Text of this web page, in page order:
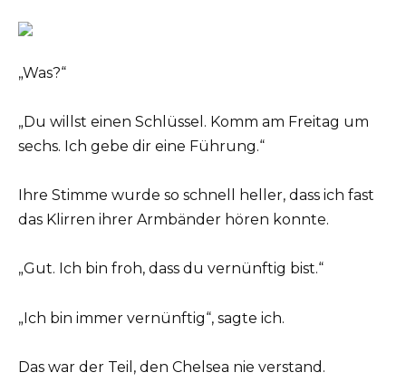
„Was?“
„Du willst einen Schlüssel. Komm am Freitag um
sechs. Ich gebe dir eine Führung.“
Ihre Stimme wurde so schnell heller, dass ich fast
das Klirren ihrer Armbänder hören konnte.
„Gut. Ich bin froh, dass du vernünftig bist.“
„Ich bin immer vernünftig“, sagte ich.
Das war der Teil, den Chelsea nie verstand.